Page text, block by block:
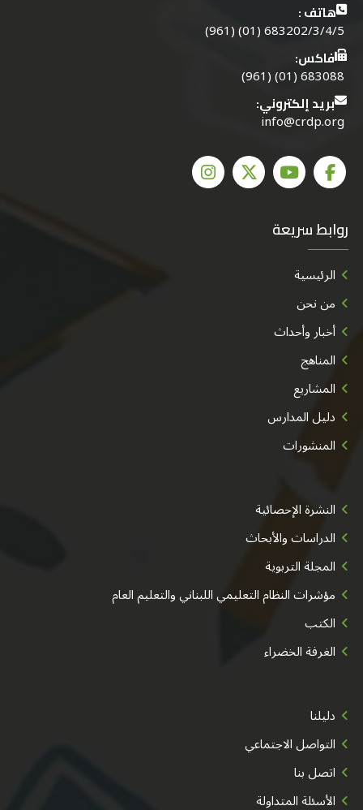
هاتف :
683202/3/4/5 (01) (961)
فاكس:
683088 (01) (961)
بريد إلكتروني:
info@crdp.org
روابط سريعة
الرئيسية
من نحن
أخبار وأحداث
المناهج
المشاريع
دليل المدارس
المنشورات
النشرة الإحصائية
الدراسات والأبحاث
المجلة التربوية
مؤشرات النظام التعليمي اللبناني والتعليم العام
الكتب
الغرفة الخضراء
دليلنا
التواصل الاجتماعي
اتصل بنا
الأسئلة المتداولة